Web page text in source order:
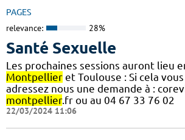
PAGES
relevance: 28%
Santé Sexuelle
Les prochaines sessions auront lieu
Montpellier et Toulouse : Si cela
adressez nous une demande à :
montpellier.fr ou au 04 67 33 76 02
22/03/2024 11:06